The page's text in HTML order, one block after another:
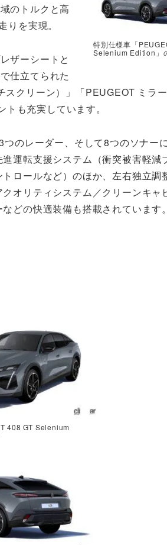
特別仕様車「
Selenium Edition」
のトルクと高
りを実現。
ザーシートと
仕立てられた
クリーン）」「PEUGEOT ミラ
も充実しています。
のレーダー、そして8つのソナー
運転支援システム（衝突被害軽減
ロールなど）のほか、左右独立調
オリティシステム／クリーンキャ
どの快適装備も搭載されています。
408 GT Selenium